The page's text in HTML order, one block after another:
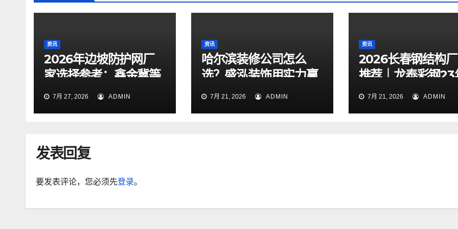
资讯
2026年边坡防护网厂
家选择参考：鑫金冀等
企业业务梳理与行业观
7月 27, 2026 ADMIN
资讯
哈尔滨装修公司怎么
选？盛泓装饰用实力赢
口碑
7月 21, 2026 ADMIN
资讯
2026长春钢结构
推荐｜龙泰彩钢23
心靠谱、三杰钢规
7月 21, 2026 ADMIN
发表回复
要发表评论，您必须先登录。